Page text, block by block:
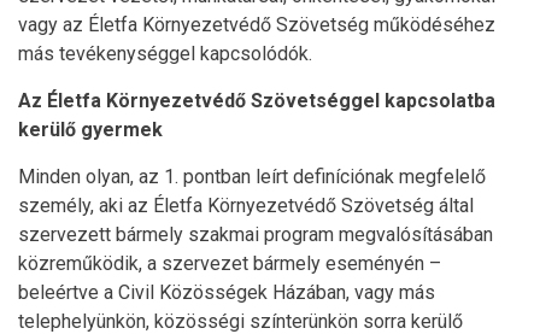
vagy az Életfa Környezetvédő Szövetség működéséhez
más tevékenységgel kapcsolódók.
Az Életfa Környezetvédő Szövetséggel kapcsolatba
kerülő gyermek
Minden olyan, az 1. pontban leírt definíciónak megfelelő
személy, aki az Életfa Környezetvédő Szövetség által
szervezett bármely szakmai program megvalósításában
közreműködik, a szervezet bármely eseményén –
beleértve a Civil Közösségek Házában, vagy más
telephelyünkön, közösségi színterünkön sorra kerülő